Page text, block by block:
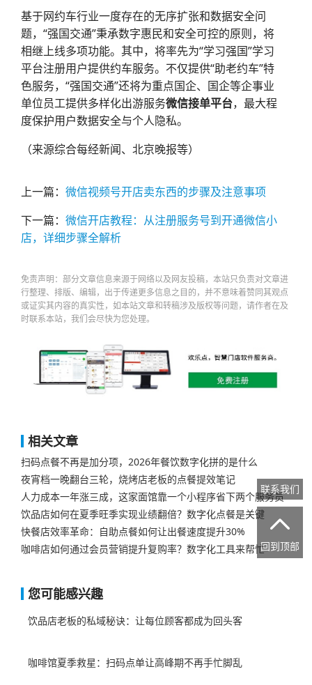
基于网约车行业一度存在的无序扩张和数据安全问
题，“强国交通”秉承数字惠民和安全可控的原则，将
相继上线多项功能。其中，将率先为“学习强国”学习
平台注册用户提供约车服务。不仅提供“助老约车”特
色服务，“强国交通”还将为重点国企、国企等企事业
单位员工提供多样化出游服务微信接单平台，最大程
度保护用户数据安全与个人隐私。
（来源综合每经新闻、北京晚报等）
上一篇： 微信视频号开店卖东西的步骤及注意事项
下一篇： 微信开店教程：从注册服务号到开通微信小
店，详细步骤全解析
免责声明：部分文章信息来源于网络以及网友投稿，本站只负责对文章进
行整理、排版、编辑，出于传递更多信息之目的，并不意味着赞同其观点
或证实其内容的真实性，如本站文章和转稿涉及版权等问题，请作者在及
时联系本站，我们会尽快为您处理。
相关文章
扫码点餐不再是加分项，2026年餐饮数字化拼的是什么
夜宵档一晚翻台三轮，烧烤店老板的点餐提效笔记
人力成本一年涨三成，这家面馆靠一个小程序省下两个服务员
饮品店如何在夏季旺季实现业绩翻倍？数字化点餐是关键
快餐店效率革命：自助点餐如何让出餐速度提升30%
咖啡店如何通过会员营销提升复购率？数字化工具来帮忙
您可能感兴趣
饮品店老板的私域秘诀：让每位顾客都成为回头客
咖啡馆夏季救星：扫码点单让高峰期不再手忙脚乱
联系我们

回到顶部